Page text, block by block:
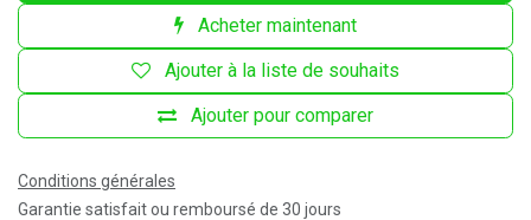
Acheter maintenant
Ajouter pour comparer
Ajouter à la liste de souhaits
Conditions générales
Garantie satisfait ou remboursé de 30 jours